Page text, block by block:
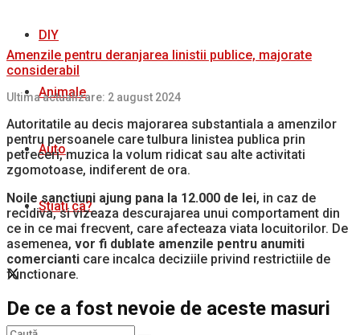
DIY
Animale
Auto
Stiati ca?
Amenzile pentru deranjarea linistii publice, majorate
considerabil
Ultima actualizare: 2 august 2024
Autoritatile au decis majorarea substantiala a amenzilor
pentru persoanele care tulbura linistea publica prin
petreceri, muzica la volum ridicat sau alte activitati
zgomotoase, indiferent de ora.
Noile sanctiuni ajung pana la 12.000 de lei, in caz de
recidiva, si vizeaza descurajarea unui comportament din
ce in ce mai frecvent, care afecteaza viata locuitorilor. De
asemenea, vor fi dublate amenzile pentru anumiti
comercianti care incalca deciziile privind restrictiile de
functionare.
De ce a fost nevoie de aceste masuri